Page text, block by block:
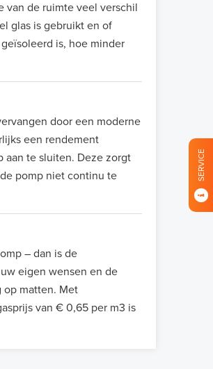
van de ruimte veel verschil
glas is gebruikt en of
is, hoe minder
door een moderne
een rendement
aan te sluiten. Deze zorgt
pomp niet continu te
– dan is de
eigen wensen en de
op matten. Met
van € 0,65 per m3 is
SERVICE